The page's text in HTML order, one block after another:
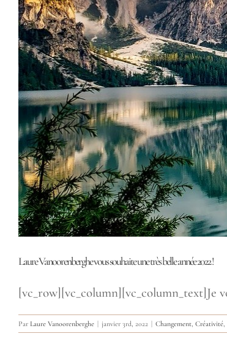
Laure Vanoorenberghe vous souhaite une très belle année 2022 !
[vc_row][vc_column][vc_column_text]Je
Par Laure Vanoorenberghe | janvier 3rd, 2022 | Changement Créativité